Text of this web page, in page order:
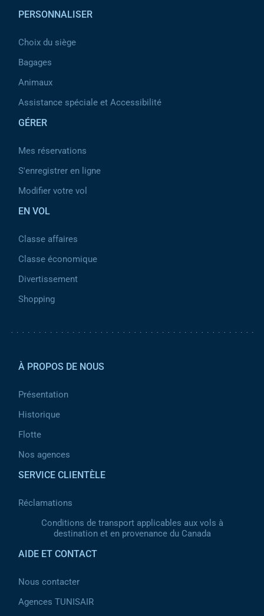
PERSONNALISER
Choix du siège
Bagages
Animaux
Assistance spéciale et Accessibilité
GÉRER
Mes réservations
S'enregistrer en ligne
Modifier votre vol
EN VOL
Classe affaires
Classe économique
Divertissement
Shopping
À PROPOS DE NOUS
Présentation
Historique
Flotte
Nos agences
SERVICE CLIENTÈLE
Réclamations
Conditions de transport applicables aux vols à
destination et en provenance du Canada
AIDE ET CONTACT
Nous contacter
Agences TUNISAIR